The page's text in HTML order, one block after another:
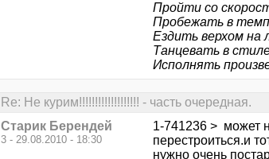
Пройти со
Пробежать в
Ездить верхом на
Танцевать в
Исполнять
Re: Не курим!!!!!!!!!!!!!!!!!!! - часть очередная.
Старик Берендей
3 - 29.08.2010 - 18:30
1-741236 > может
перестроиться.и
нужно очень